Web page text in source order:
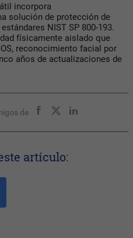
incorpora
solución de protección de
NIST SP 800-193.
físicamente aislado que
reconocimiento facial por
años de actualizaciones de
de
artículo: